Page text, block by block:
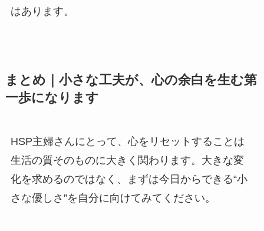
はあります。
まとめ｜小さな工夫が、心の余白を生む第
一歩になります
HSP主婦さんにとって、心をリセットすることは
生活の質そのものに大きく関わります。大きな変
化を求めるのではなく、まずは今日からできる“小
さな優しさ”を自分に向けてみてください。